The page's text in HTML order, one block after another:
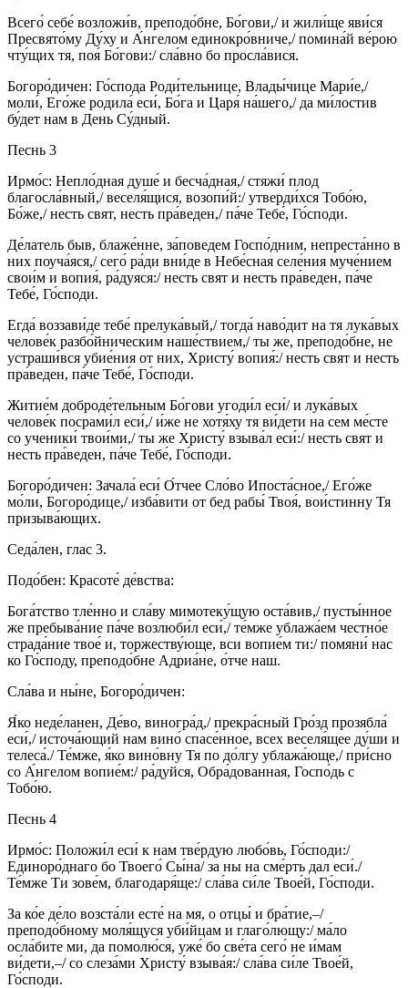
Всего́ себе́ возложи́в, преподо́бне, Бо́гови,/ и жили́ще яви́ся
Пресвято́му Ду́ху и А́нгелом единокро́вниче,/ помина́й ве́рою
чту́щих тя, поя́ Бо́гови:/ сла́вно бо просла́вися.
Богоро́дичен: Го́спода Роди́тельнице, Влады́чице Мари́е,/
моли́, Его́же родила́ еси́, Бо́га и Царя́ на́шего,/ да ми́лостив
бу́дет нам в День Су́дный.
Песнь 3
Ирмо́с: Непло́дная душе́ и бесча́дная,/ стяжи́ плод
благосла́вный,/ веселя́щися, возопи́й:/ утверди́хся Тобо́ю,
Бо́же,/ несть свят, несть пра́веден,/ па́че Тебе́, Го́споди.
Де́латель быв, блаже́нне, за́поведем Госпо́дним, непреста́нно в
них поуча́яся,/ сего́ ра́ди вни́де в Небе́сная селе́ния муче́нием
свои́м и вопия́, ра́дуяся:/ несть свят и несть пра́веден, па́че
Тебе́, Го́споди.
Егда́ воззави́де тебе́ прелука́вый,/ тогда́ наво́дит на тя лука́вых
челове́к разбо́йническим наше́ствием,/ ты же, преподо́бне, не
устраши́вся убие́ния от них, Христу́ вопия́:/ несть свят и несть
пра́веден, па́че Тебе́, Го́споди.
Житие́м доброде́тельным Бо́гови угоди́л еси́/ и лука́вых
челове́к посрами́л еси́,/ и́же не хотя́ху тя ви́дети на сем ме́сте
со ученики́ твои́ми,/ ты же Христу́ взыва́л еси́:/ несть свят и
несть пра́веден, па́че Тебе́, Го́споди.
Богоро́дичен: Зачала́ еси́ О́тчее Сло́во Ипоста́сное,/ Его́же
мо́ли, Богоро́дице,/ изба́вити от бед рабы́ Твоя́, вои́стинну Тя
призыва́ющих.
Седа́лен, глас 3.
Подо́бен: Красоте́ де́вства:
Бога́тство тле́нно и сла́ву мимотеку́щую оста́вив,/ пусты́нное
же пребыва́ние па́че возлюби́л еси́,/ те́мже ублажа́ем честно́е
страда́ние твое́ и, торжеству́юще, вси вопие́м ти:/ помяни́ нас
ко Го́споду, преподо́бне Адриа́не, о́тче наш.
Сла́ва и ны́не, Богоро́дичен:
Я́ко неде́ланен, Де́во, виногра́д,/ прекра́сный Гро́зд прозябла́
еси́,/ источа́ющий нам вино́ спасе́нное, всех веселя́щее ду́ши и
телеса́./ Те́мже, я́ко вино́вну Тя по до́лгу ублажа́юще,/ при́сно
со А́нгелом вопие́м:/ ра́дуйся, Обра́дованная, Госпо́дь с
Тобо́ю.
Песнь 4
Ирмо́с: Положи́л еси́ к нам тве́рдую любо́вь, Го́споди:/
Единоро́днаго бо Твоего́ Сы́на/ за ны на сме́рть дал еси́./
Те́мже Ти зове́м, благодаря́ще:/ сла́ва си́ле Твое́й, Го́споди.
За ко́е де́ло возста́ли есте́ на мя, о отцы́ и бра́тие,–/
преподо́бному моля́щуся уби́йцам и глаго́лющу:/ ма́ло
осла́бите ми, да помолю́ся, уже́ бо све́та сего́ не и́мам
ви́дети,–/ со слеза́ми Христу́ взыва́я:/ сла́ва си́ле Твое́й,
Го́споди.